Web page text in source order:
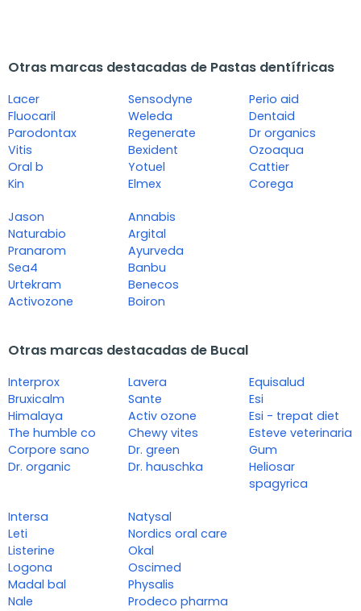
Otras marcas destacadas de Pastas dentífricas
Lacer
Fluocaril
Parodontax
Vitis
Oral b
Kin
Sensodyne
Weleda
Regenerate
Bexident
Yotuel
Elmex
Perio aid
Dentaid
Dr organics
Ozoaqua
Cattier
Corega
Jason
Naturabio
Pranarom
Sea4
Urtekram
Activozone
Annabis
Argital
Ayurveda
Banbu
Benecos
Boiron
Otras marcas destacadas de Bucal
Interprox
Bruxicalm
Himalaya
The humble co
Corpore sano
Dr. organic
Lavera
Sante
Activ ozone
Chewy vites
Dr. green
Dr. hauschka
Equisalud
Esi
Esi - trepat diet
Esteve veterinaria
Gum
Heliosar
spagyrica
Intersa
Leti
Listerine
Logona
Madal bal
Nale
Natysal
Nordics oral care
Okal
Oscimed
Physalis
Prodeco pharma